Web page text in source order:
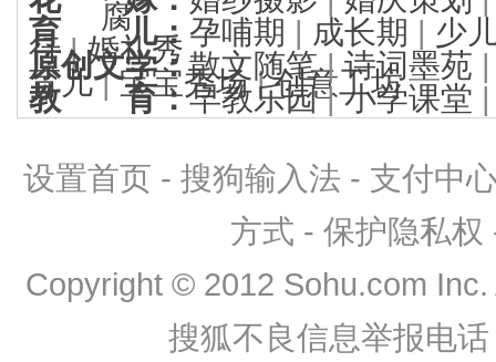
腐
行|婚礼秀
育 儿： 孕哺期 | 成长期 | 少
育儿|宝宝秀场|创意工坊
原创文学：散文随笔|诗词墨苑
教 育：早教乐园|小学课堂
设置首页 - 搜狗输入法 - 支付中
方式 - 保护隐私权
Copyright © 2012 Sohu.com
搜狐不良信息举报电